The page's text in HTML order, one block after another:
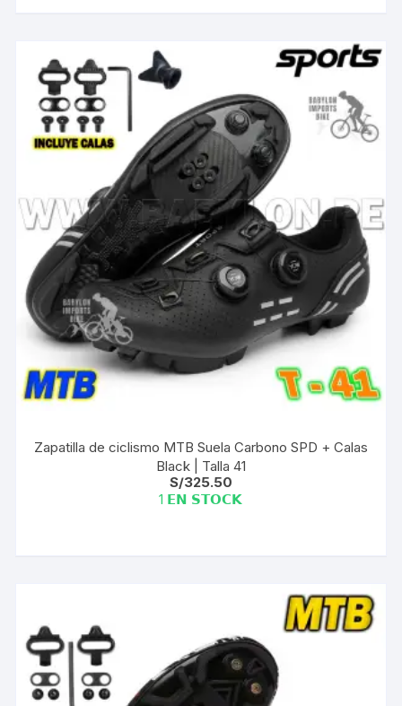
Zapatilla de ciclismo MTB Suela Carbono SPD + Calas
Black | Talla 41
S/325.50
1 𝗘𝗡 𝗦𝗧𝗢𝗖𝗞